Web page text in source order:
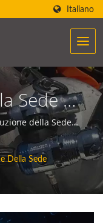
Italiano
Sede |
Di
|
della Sede
AQUATEC creano
a incontrare e
Della Sede